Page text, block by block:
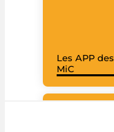
Les APP des
MiC